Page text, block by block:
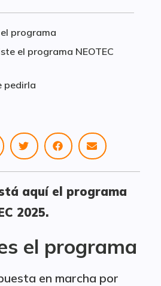
aquí el programa
2025.
el programa
en marcha por
programa
el programa NEOTEC
pedirla